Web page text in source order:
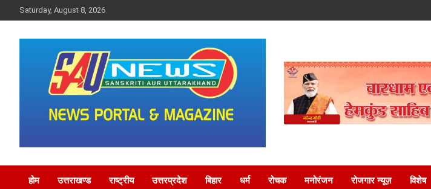
to
Saturday, August 8, 2026
saunewsnetwork
होम उत्तराखण्ड राष्ट्रीय उत्तरप्रदेश बिहार धर्म रोचक मनोरंजन रोजगार न्यूज़ विशेष